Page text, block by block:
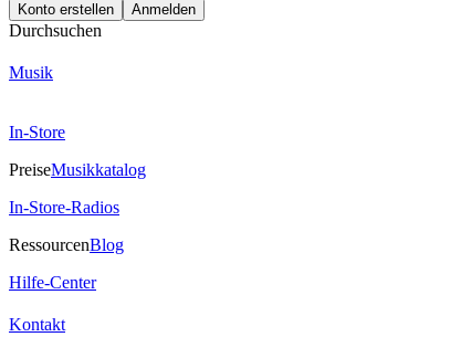
Konto erstellen Anmelden
Durchsuchen
Musik
In-Store
PreiseMusikkatalog
In-Store-Radios
RessourcenBlog
Hilfe-Center
Kontakt